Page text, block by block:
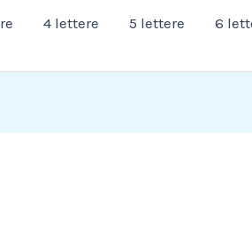
4 lettere 5 lettere 6